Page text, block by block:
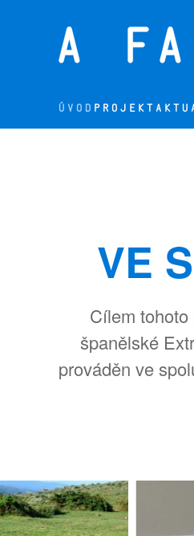
Přejít na hlavní obsah
ÚVOD PROJEKT
VE
Cílem
španělské
prováděn ve